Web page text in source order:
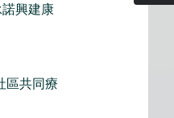
興建康
區共同療